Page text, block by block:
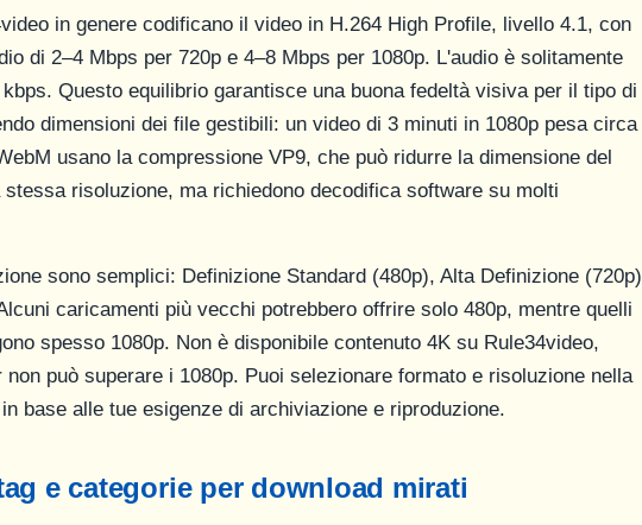
in genere codificano il video in H.264 High Profile, livello 4.1, con
di 2–4 Mbps per 720p e 4–8 Mbps per 1080p. L'audio è solitamente
Questo equilibrio garantisce una buona fedeltà visiva per il tipo di
dimensioni dei file gestibili: un video di 3 minuti in 1080p pesa circa
usano la compressione VP9, che può ridurre la dimensione del
risoluzione, ma richiedono decodifica software su molti
sono semplici: Definizione Standard (480p), Alta Definizione (720p)
caricamenti più vecchi potrebbero offrire solo 480p, mentre quelli
spesso 1080p. Non è disponibile contenuto 4K su Rule34video,
non può superare i 1080p. Puoi selezionare formato e risoluzione nella
base alle tue esigenze di archiviazione e riproduzione.
e categorie per download mirati